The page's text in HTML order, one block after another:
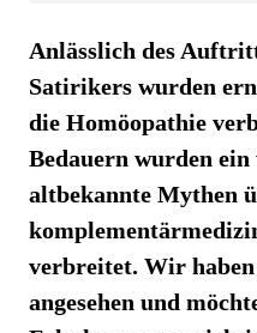
Anlässlich des
Satirikers wurden
die Homöopathie
Bedauern wurden
altbekannte Mythen
verbreitet. Wir
angesehen und